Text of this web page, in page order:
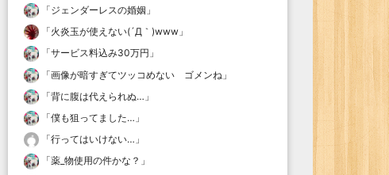
「ジェンダーレスの婚姻 」
「火炎玉が使えない(´Д｀)www 」
「サービス料込み30万円 」
「画像が暗すぎてツッコめない ゴメンね 」
「背に腹は代えられぬ… 」
「僕も狙ってました… 」
「行ってはいけない… 」
「薬_物使用の件かな？ 」